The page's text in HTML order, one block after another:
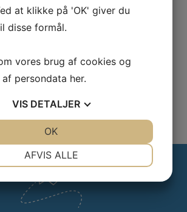
, Grundfos A/S
at klikke på 'OK' giver du
disse formål.
vores brug af cookies og
persondata her.
VIS DETALJER
AFVIS ALLE
OK